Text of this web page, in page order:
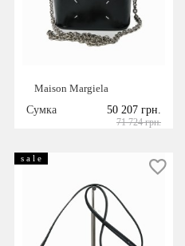
Maison Margiela
Сумка
50 207 грн.
71 724 грн.
s a l e